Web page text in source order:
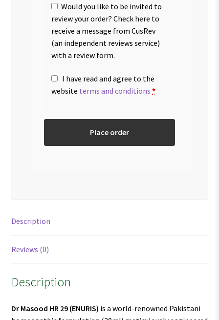
Would you like to be invited to
review your order? Check here to
receive a message from CusRev
(an independent reviews service)
with a review form.
I have read and agree to the
website terms and conditions *
Place order
Description
Reviews (0)
Description
Dr Masood HR 29 (ENURIS) is a world-renowned Pakistani